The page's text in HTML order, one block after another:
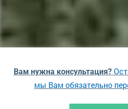
Вам нужна консультация?
мы Вам обязательно